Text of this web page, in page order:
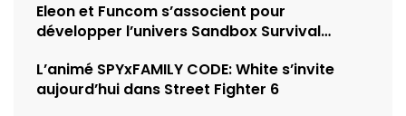
Eleon et Funcom s’associent pour
développer l’univers Sandbox Survival
L’animé SPYxFAMILY CODE: White s’invite
aujourd’hui dans Street Fighter 6